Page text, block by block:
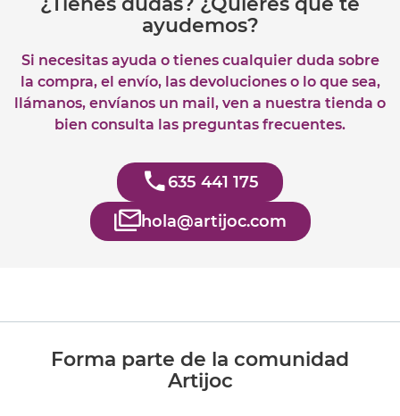
ayudemos?
Si necesitas ayuda o tienes cualquier duda sobre
la compra, el envío, las devoluciones o lo que sea,
llámanos, envíanos un mail, ven a nuestra tienda o
bien consulta las preguntas frecuentes.
635 441 175
hola@artijoc.com
Forma parte de la comunidad
Artijoc